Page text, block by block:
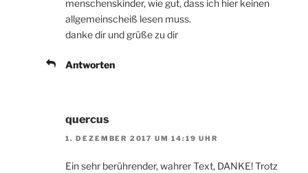
menschenskinder, wie gut, dass ich hier keinen
allgemeinscheiß lesen muss.
danke dir und grüße zu dir
Antworten
quercus
1. DEZEMBER 2017 UM 14:19 UHR
Ein sehr berührender, wahrer Text, DANKE! Trotz